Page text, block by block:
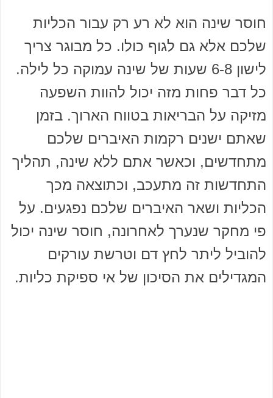
חוסר שינה הוא לא רע רק עבור הכליות
שלכם אלא גם לגוף כולו. כל מבוגר צריך
לישון 6-8 שעות של שינה עמוקה כל לילה.
כל דבר פחות מזה יכול להוות השפעה
מזיקה על הבריאות בטווח הארוך. בזמן
שאתם ישנים רקמות האיברים שלכם
מתחדשים, וכאשר אתם ללא שינה, תהליך
התחדשות זה מתעכב, וכתוצאה מכך
הכליות ושאר האיברים שלכם נפגעים. על
פי מחקר שנערך לאחרונה, חוסר שינה יכול
להוביל ליתר לחץ דם וטרשת עורקים
המגדילים את הסיכון של אי ספיקת כליות.